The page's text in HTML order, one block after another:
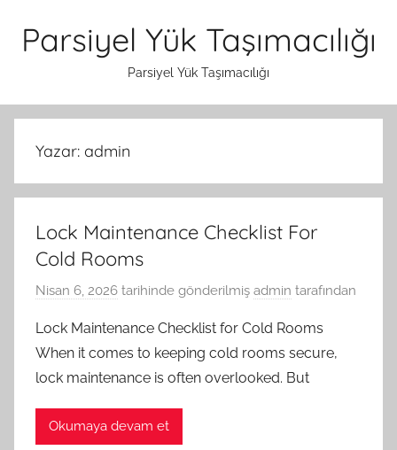
Parsiyel Yük Taşımacılığı
Parsiyel Yük Taşımacılığı
Yazar: admin
Lock Maintenance Checklist For
Cold Rooms
Nisan 6, 2026 tarihinde gönderilmiş admin tarafından
Lock Maintenance Checklist for Cold Rooms
When it comes to keeping cold rooms secure,
lock maintenance is often overlooked. But
Okumaya devam et